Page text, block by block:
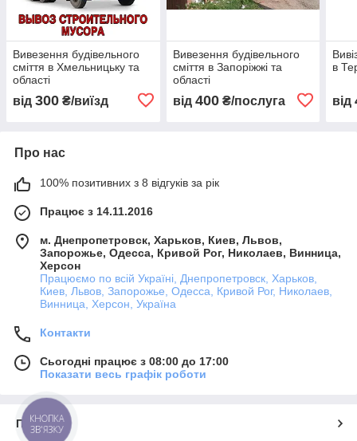
Вивезення будівельного
сміття в Хмельницьку та
області
від 300 ₴/виїзд
Вивезення будівельного
сміття в Запоріжжі та
області
від 400₴/послуга
в
від
Про нас
100% позитивних з 8 відгуків за рік
Працює з 14.11.2016
м. Днепропетровск, Харьков, Киев, Львов,
Запорожье, Одесса, Кривой Рог, Николаев, Винница,
Херсон
Працюємо по всій Україні, Днепропетровск, Харьков,
Киев, Львов, Запорожье, Одесса, Кривой Рог, Николаев,
Винница, Херсон, Україна
Контакти
Сьогодні працює з 08:00 до 17:00
Показати весь графік роботи
Про нас
КНОПКА
ЗВ'ЯЗКУ